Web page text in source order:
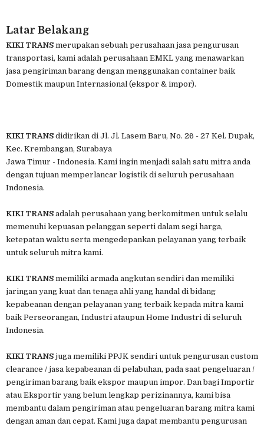
Latar Belakang
KIKI TRANS merupakan sebuah perusahaan jasa pengurusan
transportasi, kami adalah perusahaan EMKL yang menawarkan
jasa pengiriman barang dengan menggunakan container baik
Domestik maupun Internasional (ekspor & impor).
KIKI TRANS didirikan di Jl. Jl. Lasem Baru, No. 26 - 27 Kel. Dupak,
Kec. Krembangan, Surabaya
Jawa Timur - Indonesia. Kami ingin menjadi salah satu mitra anda
dengan tujuan memperlancar logistik di seluruh perusahaan
Indonesia.
KIKI TRANS adalah perusahaan yang berkomitmen untuk selalu
memenuhi kepuasan pelanggan seperti dalam segi harga,
ketepatan waktu serta mengedepankan pelayanan yang terbaik
untuk seluruh mitra kami.
KIKI TRANS memiliki armada angkutan sendiri dan memiliki
jaringan yang kuat dan tenaga ahli yang handal di bidang
kepabeanan dengan pelayanan yang terbaik kepada mitra kami
baik Perseorangan, Industri ataupun Home Industri di seluruh
Indonesia.
KIKI TRANS juga memiliki PPJK sendiri untuk pengurusan custom
clearance / jasa kepabeanan di pelabuhan, pada saat pengeluaran /
pengiriman barang baik ekspor maupun impor. Dan bagi Importir
atau Eksportir yang belum lengkap perizinannya, kami bisa
membantu dalam pengiriman atau pengeluaran barang mitra kami
dengan aman dan cepat. Kami juga dapat membantu pengurusan